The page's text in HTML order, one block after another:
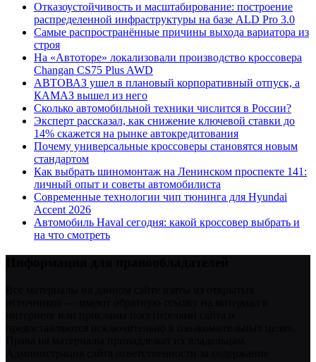
Отказоустойчивость и масштабирование: построение
распределенной инфраструктуры на базе ALD Pro 3.0
Самые распространённые причины выхода вариатора из
строя
На «Автоторе» локализовали производство кроссовера
Changan CS75 Plus AWD
АВТОВАЗ ушел в плановый корпоративный отпуск, а
КАМАЗ вышел из него
Сколько автомобильной техники числится в России?
Эксперт рассказал, как снижение ключевой ставки до
14% скажется на рынке автокредитования
Почему универсальные кроссоверы становятся новым
стандартом
Как выбрать шиномонтаж на Ленинском проспекте 141:
личный опыт и советы автомобилиста
Современные технологии чип тюнинга для Hyundai
Accent 2026
Автомобиль Haval сегодня: какой кроссовер выбрать и
на что смотреть